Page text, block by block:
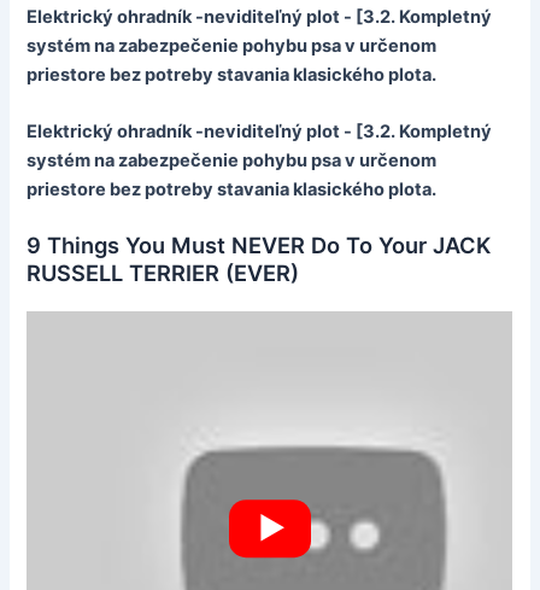
Elektrický ohradník -neviditeľný plot - [3.2. Kompletný
systém na zabezpečenie pohybu psa v určenom
priestore bez potreby stavania klasického plota.
Elektrický ohradník -neviditeľný plot - [3.2. Kompletný
systém na zabezpečenie pohybu psa v určenom
priestore bez potreby stavania klasického plota.
9 Things You Must NEVER Do To Your JACK
RUSSELL TERRIER (EVER)